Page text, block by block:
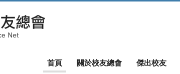
首頁 關於校友總會 傑出校友